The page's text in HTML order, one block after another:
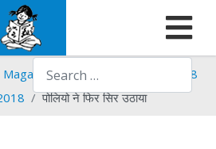
Search
Magazines Srote
Srote - 2018
पोलियो ने फिर सिर उठाया